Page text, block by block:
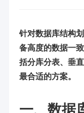
针对数据库结构
备高度的数据一
括分库分表、垂
最合适的方案。